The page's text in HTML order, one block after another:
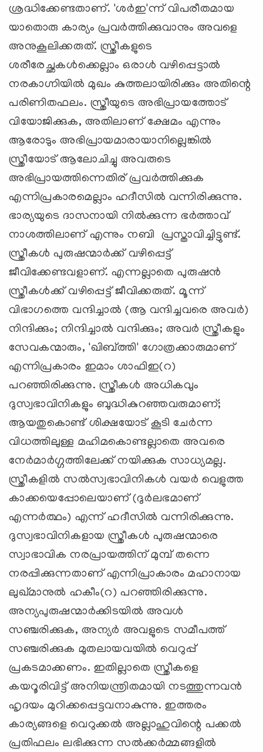
ശ്രദ്ധിക്കേണ്ടതാണ്. 'ശര്‍ഇ'ന്ന് വിപരീതമായ
യാതൊരു കാര്യം പ്രവര്‍ത്തിക്കുവാനും അവളെ
അനുകൂലിക്കരുത്. സ്ത്രീകളുടെ
ശരീരേച്ഛകള്‍ക്കെല്ലാം ഒരാള്‍ വഴിപ്പെട്ടാല്‍
നരകാഗ്നിയില്‍ മുഖം കുത്തലായിരിക്കും അതിന്റെ
പരിണിതഫലം. സ്ത്രീയുടെ അഭിപ്രായത്തോട്
വിയോജിക്കുക, അതിലാണ് ക്ഷേമം എന്നും
ആരോടും അഭിപ്രായമാരായാനില്ലെങ്കില്‍
സ്ത്രീയോട് ആലോചിച്ചു അവരുടെ
അഭിപ്രായത്തിന്നെതിര് പ്രവര്‍ത്തിക്കുക
എന്നിപ്രകാരമെല്ലാം ഹദീസില്‍ വന്നിരിക്കുന്നു.
ഭാര്യയുടെ ദാസനായി നില്‍ക്കുന്ന ഭര്‍ത്താവ്
നാശത്തിലാണ് എന്നും നബി പ്രസ്താവിച്ചിട്ടുണ്ട്.
സ്ത്രീകള്‍ പുരുഷന്മാര്‍ക്ക് വഴിപ്പെട്ട്
ജീവിക്കേണ്ടവളാണ്. എന്നല്ലാതെ പുരുഷന്‍
സ്ത്രീകള്‍ക്ക് വഴിപ്പെട്ട് ജീവിക്കരുത്. മൂന്ന്
വിഭാഗത്തെ വന്ദിച്ചാല്‍ (ആ വന്ദിച്ചവരെ അവര്‍)
നിന്ദിക്കും; നിന്ദിച്ചാല്‍ വന്ദിക്കും; അവര്‍ സ്ത്രീകളും
സേവകന്മാരും, 'ഖിബ്ത്തി' ഗോത്രക്കാരുമാണ്
എന്നിപ്രകാരം ഇമാം ശാഫിഇ(റ)
പറഞ്ഞിരിക്കുന്നു. സ്ത്രീകള്‍ അധികവും
ദുസ്വഭാവിനികളും ബുദ്ധികുറഞ്ഞവരുമാണ്;
ആയതുകൊണ്ട് ശിക്ഷയോട് കൂടി ചേര്‍ന്ന
വിധത്തിലുള്ള മഹിമകൊണ്ടല്ലാതെ അവരെ
നേര്‍മാര്‍ഗ്ഗത്തിലേക്ക് നയിക്കുക സാധ്യമല്ല.
സ്ത്രീകളില്‍ സല്‍സ്വഭാവിനികള്‍ വയര്‍ വെളുത്ത
കാക്കയെപ്പോലെയാണ് (ദുര്‍ലഭമാണ്
എന്നര്‍ത്ഥം) എന്ന് ഹദീസില്‍ വന്നിരിക്കുന്നു.
ദുസ്വഭാവിനികളായ സ്ത്രീകള്‍ പുരുഷന്മാരെ
സ്വാഭാവിക നരപ്രായത്തിന് മുമ്പ് തന്നെ
നരപ്പിക്കുന്നതാണ് എന്നിപ്രാകാരം മഹാനായ
ലുഖ്മാനുല്‍ ഹകീം(റ) പറഞ്ഞിരിക്കുന്നു.
അന്യപുരുഷന്മാര്‍ക്കിടയില്‍ അവള്‍
സഞ്ചരിക്കുക, അന്യര്‍ അവളുടെ സമീപത്ത്
സഞ്ചരിക്കുക മുതലായവയില്‍ വെറുപ്പ്
പ്രകടമാക്കണം. ഇതില്ലാതെ സ്ത്രീകളെ
കയറൂരിവിട്ട് അനിയന്ത്രിതമായി നടത്തുന്നവന്‍
ഹൃദയം മുറിക്കപ്പെട്ടവനാകുന്നു. ഇത്തരം
കാര്യങ്ങളെ വെറുക്കല്‍ അല്ലാഹുവിന്റെ പക്കല്‍
പ്രതിഫലം ലഭിക്കുന്ന സല്‍ക്കര്‍മ്മങ്ങളില്‍